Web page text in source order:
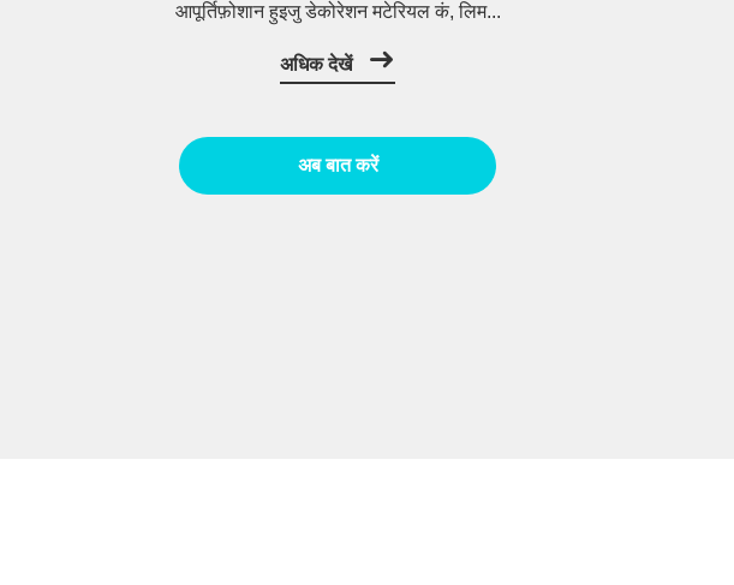
आपूर्तिफ़ोशान हुइजु डेकोरेशन मटेरियल कं, लिम...
अधिक देखें
अब बात करें